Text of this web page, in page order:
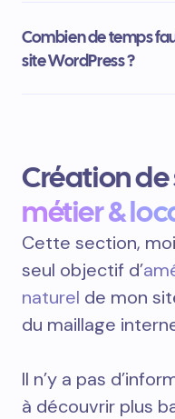
Combien de temps
site WordPress ?
Création
métier &
Cette section,
seul objectif d’
naturel de mon
du maillage
Il n’y a pas
à découvrir plus